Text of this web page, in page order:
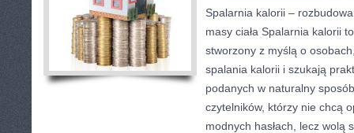
Spalarnia kalorii –
masy ciała Spalarnia kalorii
stworzony z myślą o
spalania kalorii i szukają
podanych w naturalny
czytelników, którzy nie chcą
modnych hasłach, lecz wolą